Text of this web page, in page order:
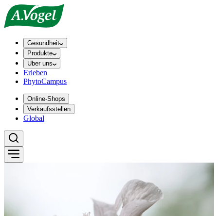
Gesundheit
Produkte
Über uns
Erleben
PhytoCampus
Online-Shops
Verkaufsstellen
Global